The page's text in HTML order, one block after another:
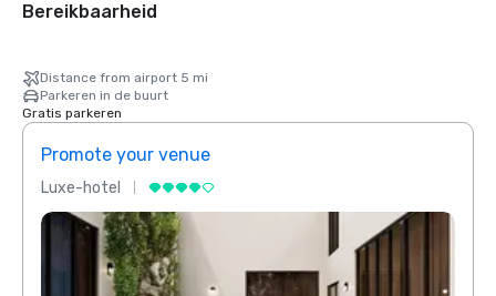
Bereikbaarheid
Distance from airport 5 mi
Parkeren in de buurt
Gratis parkeren
Promote your venue
Luxe-hotel